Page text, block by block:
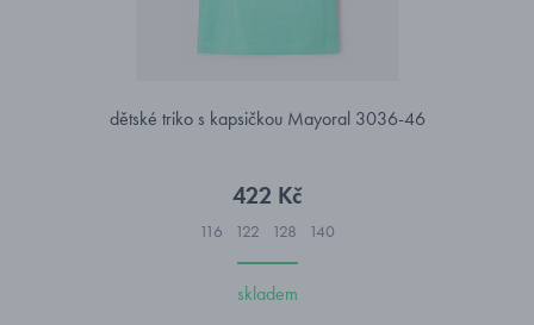
dětské triko s kapsičkou Mayoral 3036-46
422 Kč
116 122 128 140
skladem